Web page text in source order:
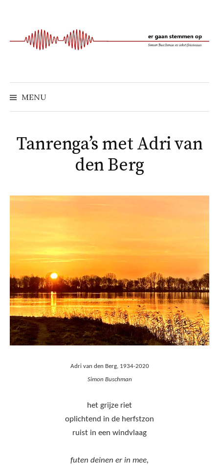
springen
MENU
Tanrenga’s met Adri van
den Berg
Adri van den Berg, 1934-2020
Simon Buschman
het grijze riet
oplichtend in de herfstzon
ruist in een windvlaag
futen deinen er in mee,